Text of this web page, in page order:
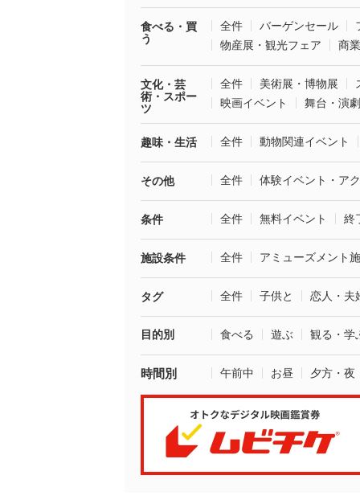
食べる・買
う
全件 バーゲンセール
物産展・観光フェア
商
文化・芸
術・スポー
ツ
全件 美術展・博物展
映画イベント
舞台・演劇
趣味・生活 全件 動物関連イベント
その他 全件 体験イベント・ア
条件 全件 無料イベント 終
施設条件 全件 アミューズメント
タグ 全件 子供と 恋人・夫
目的別 食べる 遊ぶ 観る・学
時間別 午前中 お昼 夕方・夜